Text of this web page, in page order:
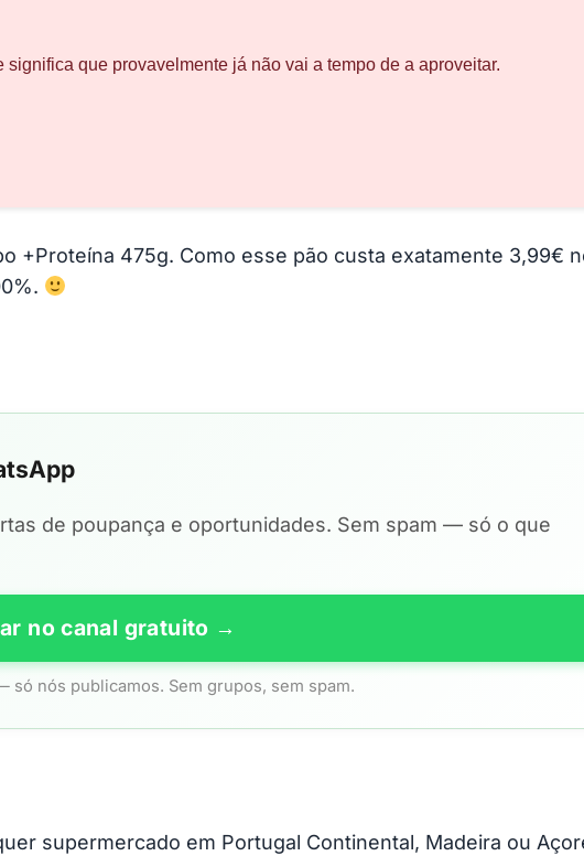
que provavelmente já não vai a tempo de a aproveitar.
+Proteína 475g. Como esse pão custa exatamente 3,99€
de poupança e oportunidades. Sem spam — só o que
no canal gratuito →
só nós publicamos. Sem grupos, sem spam.
supermercado em Portugal Continental, Madeira ou